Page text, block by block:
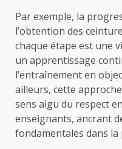
Par exemple, la
l’obtention des
chaque étape est une
un apprentissage
l’entraînement en
ailleurs, cette
sens aigu du respect
enseignants, ancrant
fondamentales dans